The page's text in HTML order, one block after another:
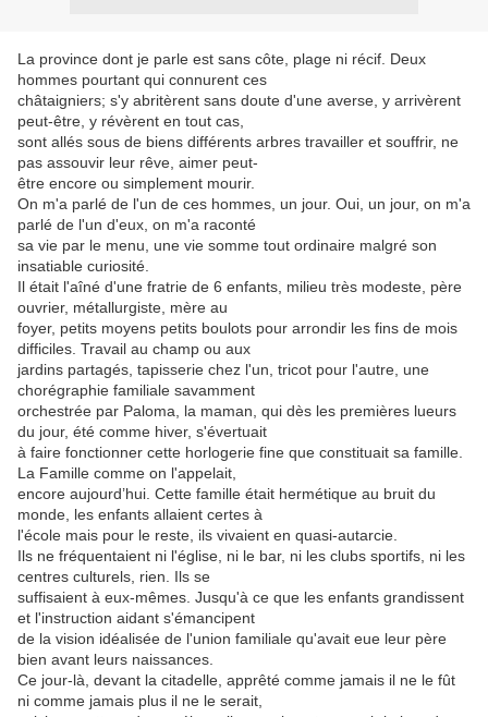
La province dont je parle est sans côte, plage ni récif. Deux
hommes pourtant qui connurent ces
châtaigniers; s'y abritèrent sans doute d'une averse, y arrivèrent
peut-être, y révèrent en tout cas,
sont allés sous de biens différents arbres travailler et souffrir, ne
pas assouvir leur rêve, aimer peut-
être encore ou simplement mourir.
On m'a parlé de l'un de ces hommes, un jour. Oui, un jour, on m'a
parlé de l'un d'eux, on m'a raconté
sa vie par le menu, une vie somme tout ordinaire malgré son
insatiable curiosité.
Il était l'aîné d'une fratrie de 6 enfants, milieu très modeste, père
ouvrier, métallurgiste, mère au
foyer, petits moyens petits boulots pour arrondir les fins de mois
difficiles. Travail au champ ou aux
jardins partagés, tapisserie chez l'un, tricot pour l'autre, une
chorégraphie familiale savamment
orchestrée par Paloma, la maman, qui dès les premières lueurs
du jour, été comme hiver, s'évertuait
à faire fonctionner cette horlogerie fine que constituait sa famille.
La Famille comme on l'appelait,
encore aujourd’hui. Cette famille était hermétique au bruit du
monde, les enfants allaient certes à
l'école mais pour le reste, ils vivaient en quasi-autarcie.
Ils ne fréquentaient ni l'église, ni le bar, ni les clubs sportifs, ni les
centres culturels, rien. Ils se
suffisaient à eux-mêmes. Jusqu'à ce que les enfants grandissent
et l'instruction aidant s'émancipent
de la vision idéalisée de l'union familiale qu'avait eue leur père
bien avant leurs naissances.
Ce jour-là, devant la citadelle, apprêté comme jamais il ne le fût
ni comme jamais plus il ne le serait,